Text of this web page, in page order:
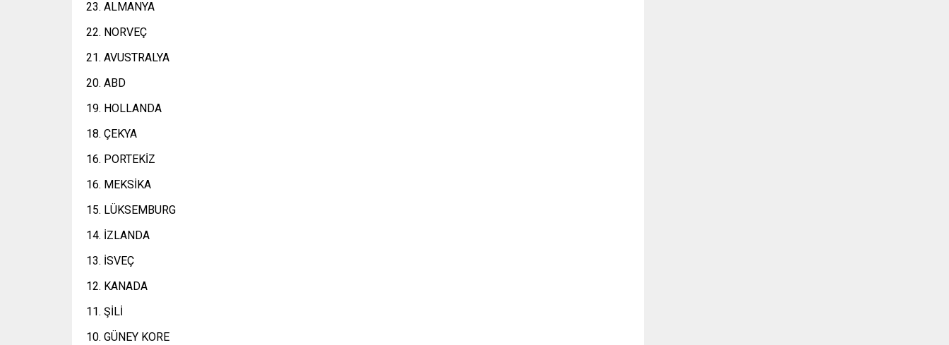
23. ALMANYA
22. NORVEÇ
21. AVUSTRALYA
20. ABD
19. HOLLANDA
18. ÇEKYA
16. PORTEKİZ
16. MEKSİKA
15. LÜKSEMBURG
14. İZLANDA
13. İSVEÇ
12. KANADA
11. ŞİLİ
10. GÜNEY KORE